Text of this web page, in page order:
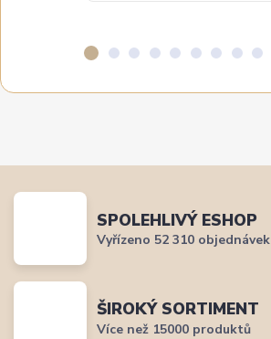
SPOLEHLIVÝ ESHOP
Vyřízeno 52 310 objednávek
ŠIROKÝ SORTIMENT
Více než 15000 produktů